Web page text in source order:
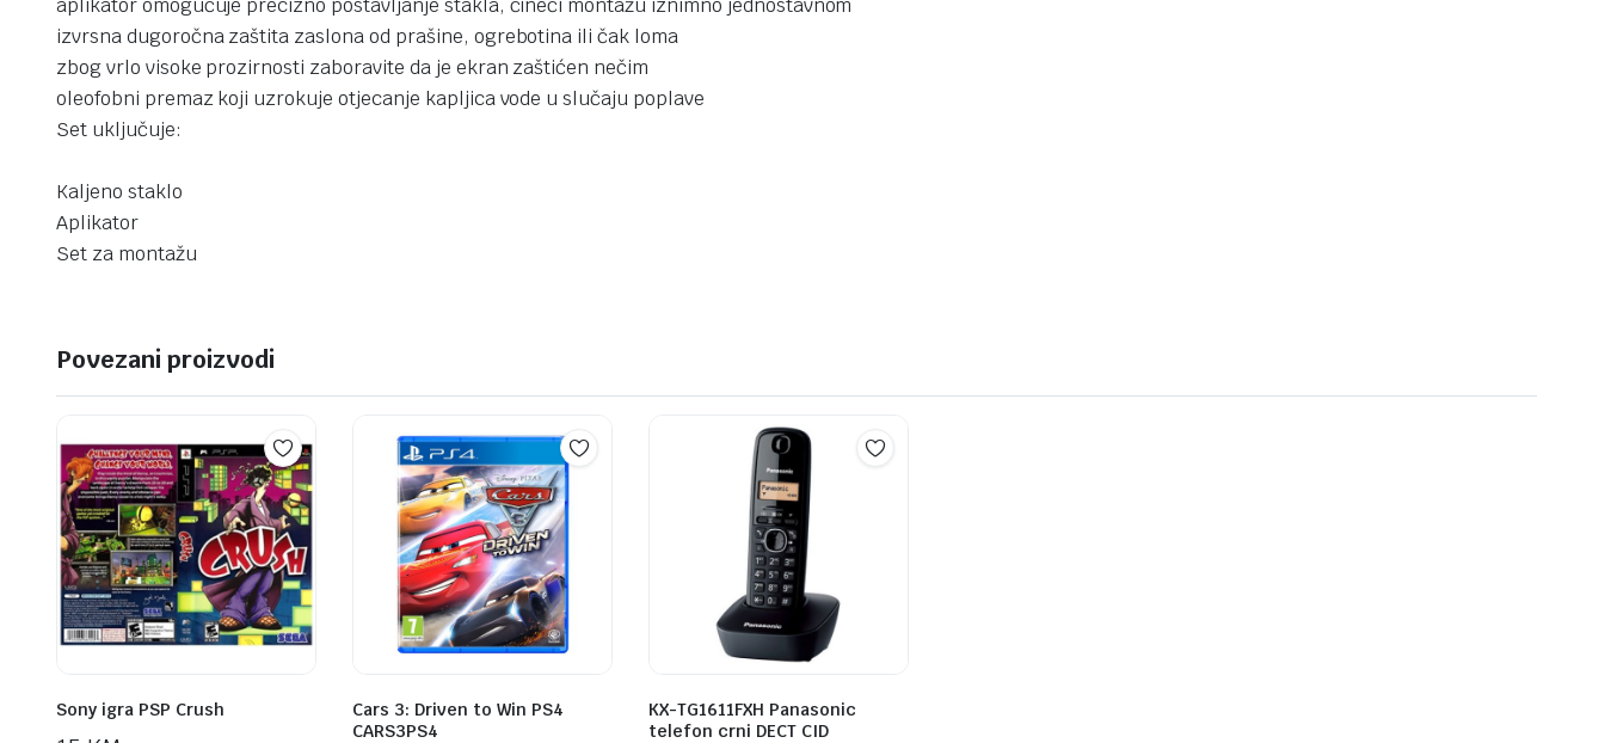
aplikator omogućuje precizno postavljanje stakla, čineći montažu iznimno jednostavnom
izvrsna dugoročna zaštita zaslona od prašine, ogrebotina ili čak loma
zbog vrlo visoke prozirnosti zaboravite da je ekran zaštićen nečim
oleofobni premaz koji uzrokuje otjecanje kapljica vode u slučaju poplave
Set uključuje:
Kaljeno staklo
Aplikator
Set za montažu
Povezani proizvodi
Sony igra PSP Crush
Cars 3: Driven to Win PS4
CARS3PS4
KX-TG1611FXH Panasonic
telefon crni DECT CID